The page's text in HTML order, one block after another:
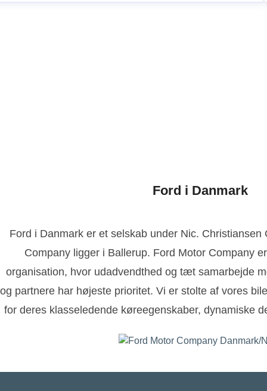
Ford i Danmark
Ford i Danmark er et selskab under Nic. Christiansen
Company ligger i Ballerup. Ford Motor Company
organisation, hvor udadvendthed og tæt samarbejde
og partnere har højeste prioritet. Vi er stolte af vores
for deres klasseledende køreegenskaber, dynamiske